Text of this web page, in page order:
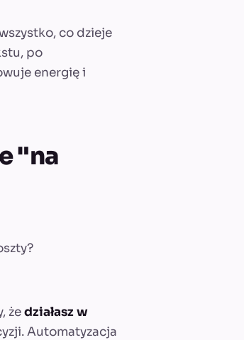
co dzieje
po
energię i
"na
żedziałasz w
Automatyzacja